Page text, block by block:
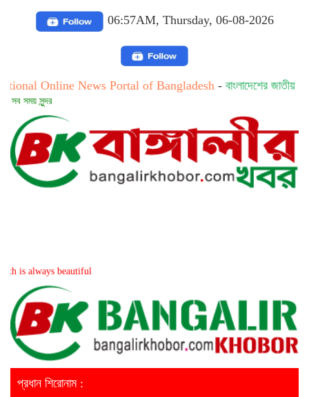
06:57AM, Thursday, 06-08-2026
News Portal of Bangladesh-বাংলাদেশের জাতীয় অনলাইন নিউজ
beautiful
প্রধান শিরোনাম :